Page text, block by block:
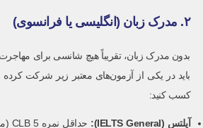
۲. مدرک زبان (انگلیسی یا فرانسوی)
بدون مدرک زبان، تقریباً هیچ شانسی برای
باید در یکی از آزمون‌های معتبر زیر شرکت کرده
کسب کنید:
آیلتس (IELTS General):